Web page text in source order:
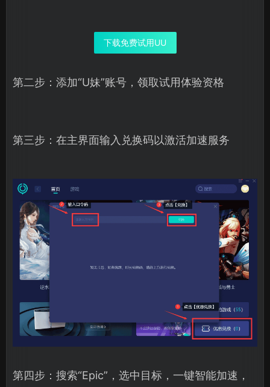
下载免费试用UU
第二步：添加“U妹”账号，领取试用体验资格
第三步：在主界面输入兑换码以激活加速服务
第四步：搜索“Epic”，选中目标，一键智能加速，